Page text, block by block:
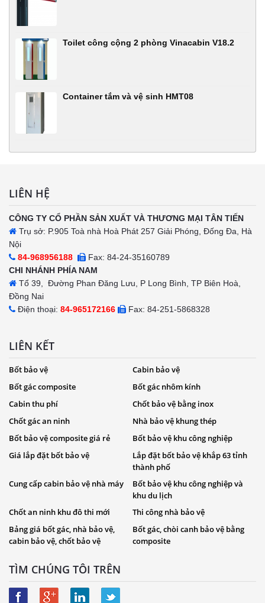
Toilet công cộng 2 phòng Vinacabin V18.2
Container tắm và vệ sinh HMT08
LIÊN HỆ
CÔNG TY CỔ PHẦN SẢN XUẤT VÀ THƯƠNG MẠI TÂN TIẾN
Trụ sở: P.905 Toà nhà Hoà Phát 257 Giải Phóng, Đống Đa, Hà
Nội
84-968956188
Fax: 84-24-35160789
CHI NHÁNH PHÍA NAM
Tổ 39, Đường Phan Đăng Lưu, P Long Bình, TP Biên Hoà,
Đồng Nai
Điện thoại: 84-965172166 Fax: 84-251-5868328
LIÊN KẾT
Bốt bảo vệ
Cabin bảo vệ
Bốt gác composite
Bốt gác nhôm kính
Cabin thu phí
Chốt bảo vệ bằng inox
Chốt gác an ninh
Nhà bảo vệ khung thép
Bốt bảo vệ composite giá rẻ
Bốt bảo vệ khu công nghiệp
Giá lắp đặt bốt bảo vệ
Lắp đặt bốt bảo vệ khắp 63 tỉnh
thành phố
Cung cấp cabin bảo vệ nhà máy Bốt bảo vệ khu công nghiệp và
khu du lịch
Chốt an ninh khu đô thi mới
Thi công nhà bảo vệ
Bảng giá bốt gác, nhà bảo vệ,
cabin bảo vệ, chốt bảo vệ
Bốt gác, chòi canh bảo vệ bằng
composite
TÌM CHÚNG TÔI TRÊN